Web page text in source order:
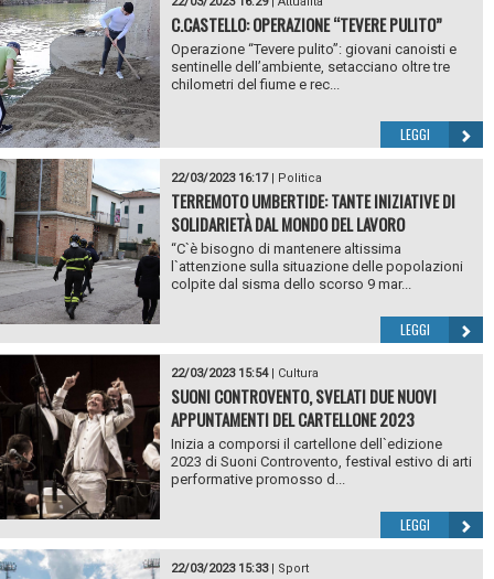
C.CASTELLO: OPERAZIONE “TEVERE PULITO”
Operazione “Tevere pulito”: giovani canoisti e
sentinelle dell’ambiente, setacciano oltre tre
chilometri del fiume e rec...
LEGGI
22/03/2023 16:17| Politica
TERREMOTO UMBERTIDE: TANTE INIZIATIVE DI
SOLIDARIETÀ DAL MONDO DEL LAVORO
“C`è bisogno di mantenere altissima
l`attenzione sulla situazione delle popolazioni
colpite dal sisma dello scorso 9 mar...
LEGGI
22/03/2023 15:54| Cultura
SUONI CONTROVENTO, SVELATI DUE NUOVI
APPUNTAMENTI DEL CARTELLONE 2023
Inizia a comporsi il cartellone dell`edizione
2023 di Suoni Controvento, festival estivo di arti
performative promosso d...
LEGGI
22/03/2023 15:33| Sport